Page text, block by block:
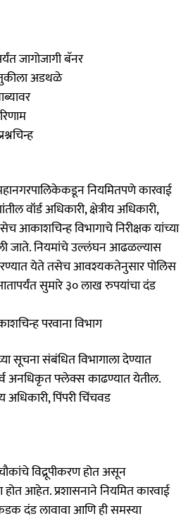
जागोजागी बॅनर
अडथळे
नियमितपणे कारवाई
वॉर्ड अधिकारी, क्षेत्रीय अधिकारी,
आकाशचिन्ह विभागाचे निरीक्षक यांच्या
जाते. नियमांचे उल्लंघन आढळल्यास
येते तसेच आवश्यकतेनुसार पोलिस
सुमारे ३० लाख रुपयांचा दंड
परवाना विभाग
सूचना संबंधित विभागाला देण्यात
फ्लेक्स काढण्यात येतील.
अधिकारी, पिंपरी चिंचवड
विद्रूपीकरण होत असून
आहेत. प्रशासनाने नियमित कारवाई
दंड लावावा आणि ही समस्या